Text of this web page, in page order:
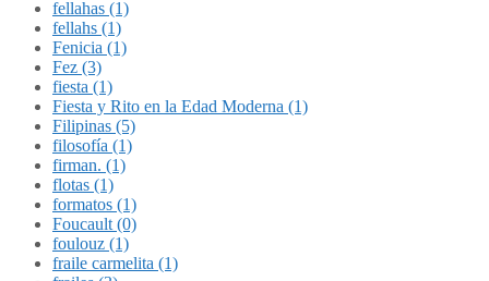
fellahas (1)
fellahs (1)
Fenicia (1)
Fez (3)
fiesta (1)
Fiesta y Rito en la Edad Moderna (1)
Filipinas (5)
filosofía (1)
firman. (1)
flotas (1)
formatos (1)
Foucault (0)
foulouz (1)
fraile carmelita (1)